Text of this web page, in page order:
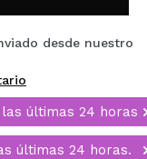
desde nuestro
últimas 24 horas
últimas 24 horas.